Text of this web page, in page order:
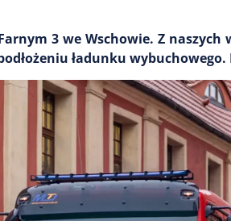
3 we Wschowie. Z
ładunku wybuchowego.